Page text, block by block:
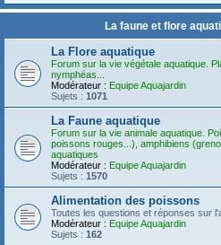
La faune et flore
La Flore aquatique
Forum sur la vie végétale aquatique.
nymphéas...
Modérateur : Equipe Aquajardin
Sujets : 1071
La Faune aquatique
Forum sur la vie animale aquatique.
poissons rouges...), amphibiens
aquatiques
Modérateur : Equipe Aquajardin
Sujets : 1570
Alimentation des poissons
Toutes les questions et réponses sur
Modérateur : Equipe Aquajardin
Sujets : 162